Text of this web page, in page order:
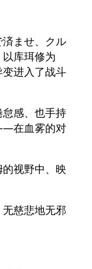
ませ、クル
库珥修为
进入了战斗
感、也手持
在血雾的对
视野中、映
慈悲地无邪